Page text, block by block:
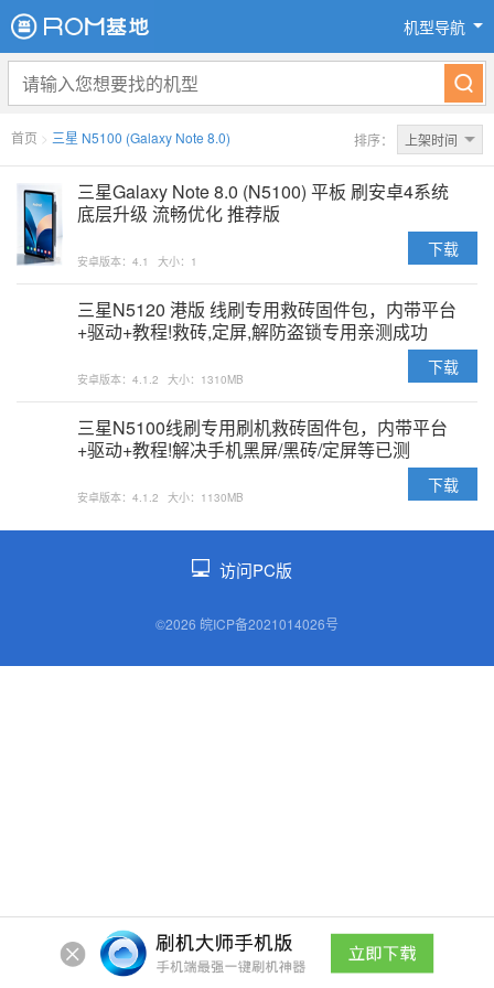
机型导航
首页 > 三星 N5100 (Galaxy Note 8.0) 排序： 上架时间
三星Galaxy Note 8.0 (N5100) 平板 刷安卓4系统
底层升级 流畅优化 推荐版
安卓版本：4.1 大小：1
下载
三星N5120 港版 线刷专用救砖固件包，内带平台
+驱动+教程!救砖,定屏,解防盗锁专用亲测成功
安卓版本：4.1.2 大小：1310MB
下载
三星N5100线刷专用刷机救砖固件包，内带平台
+驱动+教程!解决手机黑屏/黑砖/定屏等已测
安卓版本：4.1.2 大小：1130MB
下载
访问PC版
©2026 皖ICP备2021014026号